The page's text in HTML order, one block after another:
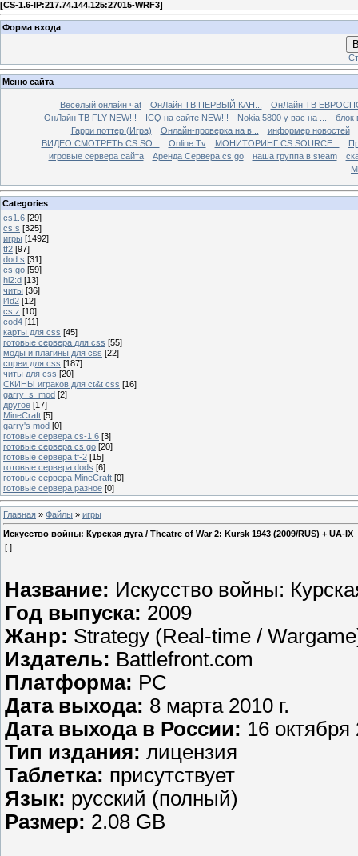
[CS-1.6-IP:217.74.144.125:27015-WRF3]
Форма входа
Меню сайта
Весёлый онлайн чаt ОнЛайн ТВ ПЕРВЫЙ КАН...
ОнЛайн ТВ
ОнЛайн ТВ FLY NEW!!!
ICQ на сайте NEW!!! Nokia 5800 у вас на ...
блок
Гарри поттер (Игра)
Онлайн-проверка на в...
информер новостей
ВИДЕО СМОТРЕТЬ CS:SO...
Online Tv МОНИТОРИНГ CS:SOURCE...
игровые сервера сайта
Аренда Сервера cs go наша группа в steam
Categories
cs1.6 [29]
cs:s [325]
игры [1492]
tf2 [97]
dod:s [31]
cs:go [59]
hl2:d [13]
читы [36]
l4d2 [12]
cs:z [10]
cod4 [11]
карты для css [45]
готовые сервера для css [55]
моды и плагины для css [22]
спреи для css [187]
читы для css [20]
СКИНЫ играков для ct&t css [16]
garry_s_mod [2]
другое [17]
MineCraft [5]
garry's mod [0]
готовые сервера cs-1.6 [3]
готовые сервера cs go [20]
готовые сервера tf-2 [15]
готовые сервера dods [6]
готовые сервера MineCraft [0]
готовые сервера разное [0]
Главная » Файлы » игры
Искусство войны: Курская дуга / Theatre of War 2: Kursk 1943 (2009/RUS) + UA-IX
[ ]
Название: Искусство войны:
Год выпуска: 2009
Жанр: Strategy (Real-time /
Издатель: Battlefront.com
Платформа: PC
Дата выхода: 8 марта 2010 г.
Дата выхода в России: 16 октября
Тип издания: лицензия
Таблетка: присутствует
Язык: русский (полный)
Размер: 2.08 GB